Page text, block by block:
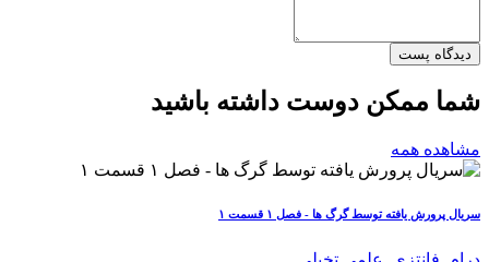
دیدگاه پست
شما ممکن دوست داشته باشید
مشاهده همه
سریال پرورش یافته توسط گرگ ها - فصل ۱ قسمت ۱